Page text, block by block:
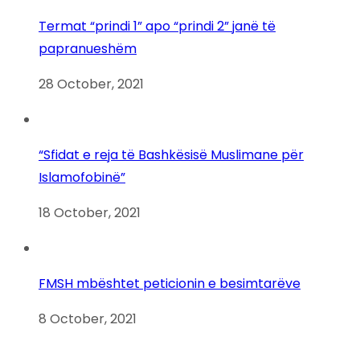
Termat “prindi 1” apo “prindi 2” janë të
papranueshëm
28 October, 2021
“Sfidat e reja të Bashkësisë Muslimane për
Islamofobinë”
18 October, 2021
FMSH mbështet peticionin e besimtarëve
8 October, 2021